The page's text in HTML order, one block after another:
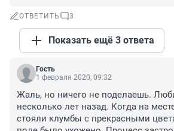
ОТВЕТИТЬ 3
Показать ещё 3 ответа
Гость
1 февраля 2020, 09:32
Жаль, но ничего не поделаешь.
несколько лет назад. Когда на
стояли клумбы с прекрасными